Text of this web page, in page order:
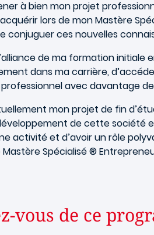
à bien mon projet
lors de mon Mastère
conjuguer ces nouvelles
de ma formation initiale
dans ma carrière,
avec davantage
mon projet de fin
de cette société
activité et d’avoir un rôle
Spécialisé ®
vous de ce